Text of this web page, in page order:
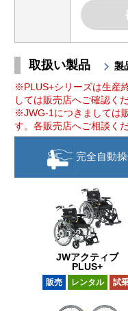
取扱い製品
製
※PLUS+シリーズは生産
しては販売店へご確認くだ
※JWG-1につきましては
す。各販売店へご相談くだ
完全自動
JWアクティブ
PLUS+
販売 レンタル 試